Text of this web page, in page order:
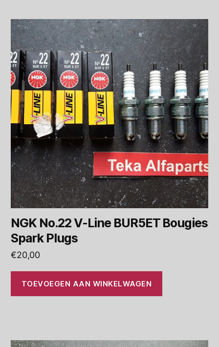
NGK No.22 V-Line BUR5ET Bougies
Spark Plugs
€20,00
TOEVOEGEN AAN WINKELWAGEN